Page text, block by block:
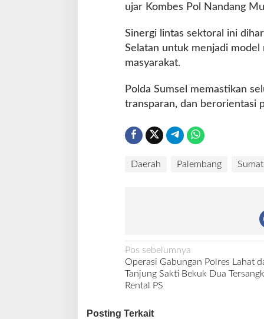
ujar Kombes Pol Nandang
Sinergi lintas sektoral ini
Selatan untuk menjadi model
masyarakat.
Polda Sumsel memastikan
transparan, dan berorientasi
Daerah Palembang
N
a
v
Pos sebelumnya
Operasi Gabungan Polres Lahat
Tanjung Sakti Bekuk Dua
Rental PS
Posting Terkait